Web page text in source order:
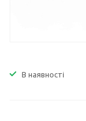
В наявності